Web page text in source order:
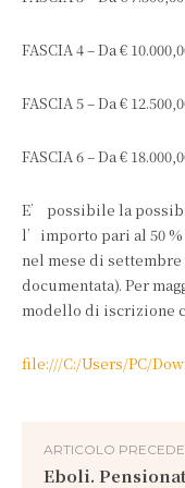
FASCIA 4 – Da €
FASCIA 5 – Da €
FASCIA 6 – Da €
E’ possibile la
l’importo pari al 50
nel mese di settembre
documentata). Per
modello di iscrizione
file:///C:/Users/PC/
ARTICOLO
Eboli.